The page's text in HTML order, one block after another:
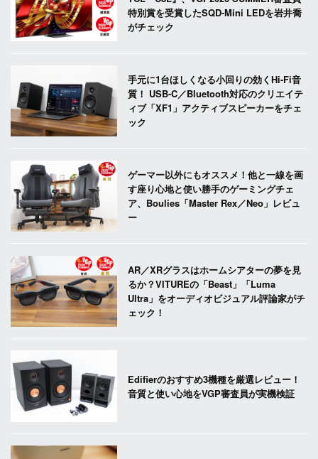
特別賞を受賞したSQD-Mini LEDを岩井喬
がチェック
手元に1台ほしくなる小回りの効くHi-Fi音
質！ USB-C／Bluetooth対応のクリエイテ
ィブ「XF1」アクティブスピーカーをチェ
ック
ゲーマー以外にもオススメ！他と一線を画
す座り心地と使い勝手のゲーミングチェ
ア、Boulies「Master Rex／Neo」レビュ
ー
AR／XRグラスはホームシアターの夢を見
るか？VITUREの「Beast」「Luma
Ultra」をオーディオビジュアル評論家がチ
ェック！
Edifierのおすすめ3機種を厳選レビュー！
音質と使い心地をVGP審査員が実機検証